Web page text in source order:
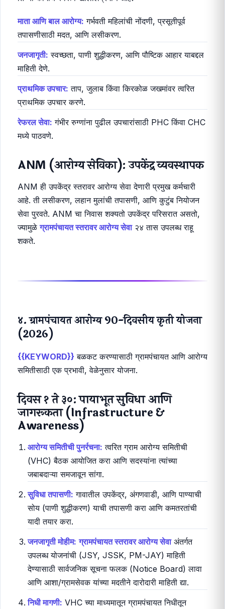
आशा कार्यकर्ती स्वतः त्याच गावात राहणारी असते. ती लोकांना
आरोग्य सेवांबद्दल माहिती देते आणि त्यांना लसीकरण, प्रसूतीपूर्व
तपासणी (ANC) आणि प्रसूतीसाठी PHC/SC पर्यंत घेऊन जाते.
तिच्या कामाचे स्वरूप खालीलप्रमाणे आहे:
माता आणि बाल आरोग्य: गर्भवती महिलांची नोंदणी, प्रसूतीपूर्व
तपासणीसाठी मदत, आणि लसीकरण.
जनजागृती:स्वच्छता, पाणी शुद्धीकरण, आणि पौष्टिक आहार याबद्दल
माहिती देणे.
प्राथमिक उपचार:ताप, जुलाब किंवा किरकोळ जखमांवर त्वरित
प्राथमिक उपचार करणे.
रेफरल सेवा:गंभीर रुग्णांना पुढील उपचारांसाठी PHC किंवा CHC
मध्ये पाठवणे.
ANM (आरोग्य सेविका): उपकेंद्र व्यवस्थापक
४. ग्रामपंचायत आरोग्य 90-दिवसीय कृती योजना
(2026)
{{KEYWORD}}बळकट करण्यासाठी ग्रामपंचायत आणि आरोग्य
समितीसाठी एक प्रभावी, वेळेनुसार योजना.
दिवस १ ते ३०: पायाभूत सुविधा आणि
जागरूकता (Infrastructure &
Awareness)
आरोग्य समितीची पुनर्रचना:
जबाबदाऱ्या समजावून सांगा.
सुविधा तपासणी:गावातील उपकेंद्र, अंगणवाडी, आणि पाण्याची
सोय (पाणी शुद्धीकरण) याची तपासणी करा आणि कमतरतांची